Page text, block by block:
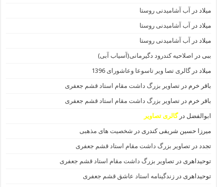
میلاد در آب آشامیدنی روستا
میلاد در آب آشامیدنی روستا
میلاد در آب آشامیدنی روستا
ببی در اصلاحیه کندرود دگیرمانی(آسیاب آبی)
میلاد درگالری تصا ویر تاسوعا وعاشورای 1396
باقر خرم درتصاویر بزرگ داشت مقام استاد قشم جعفری
باقر خرم درتصاویر بزرگ داشت مقام استاد قشم جعفری
ابوالفضل درگالری تصاویر
میرزا حسین شریفی کندری در شخصیت های مذهبی
تجدد درتصاویر بزرگ داشت مقام استاد قشم جعفری
توحیداهری درتصاویر بزرگ داشت مقام استاد قشم جعفری
توحیداهری درزندگینامه استاد عاشق قشم جعفری